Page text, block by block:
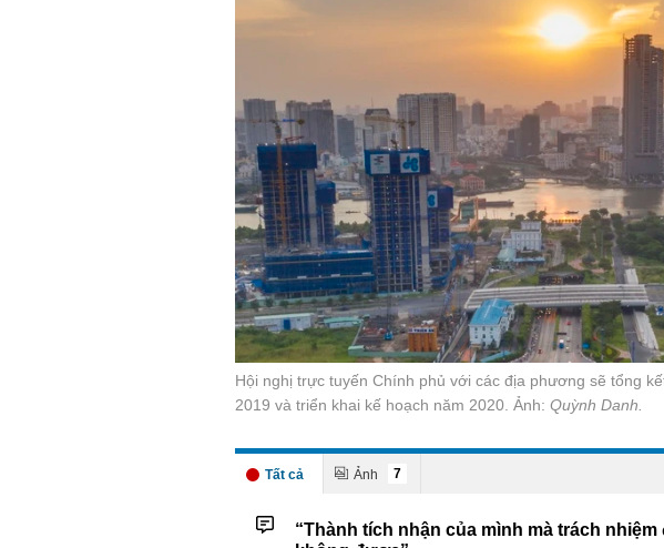
Hội nghị trực tuyến Chính phủ với các địa phương sẽ tổng
2019 và triển khai kế hoạch năm 2020. Ảnh: Quỳnh Danh.
7
“Thành tích nhận của mình mà trách